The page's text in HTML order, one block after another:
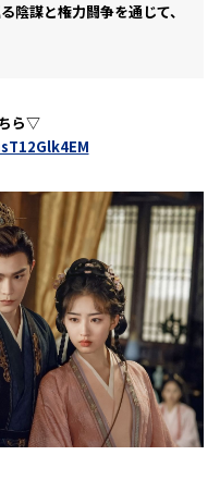
陰謀と権力闘争を通じて、
ら▽